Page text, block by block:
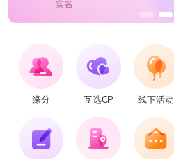
缘分 互选CP 线下活动